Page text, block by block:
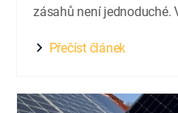
zásahů není jednoduché.
jasná pravidla,
Přečíst článek